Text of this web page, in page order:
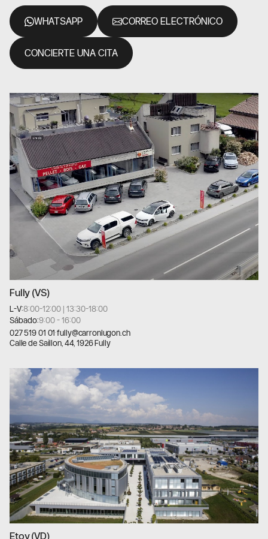
WHATSAPP CORREO ELECTRÓNICO
CONCIERTE UNA CITA
Fully (VS)
L-V:8:00-12:00 | 13:30-18:00
Sábado:9:00 - 16:00
027 519 01 01·fully@carronlugon.ch
Calle de Saillon, 44, 1926 Fully
Etoy (VD)